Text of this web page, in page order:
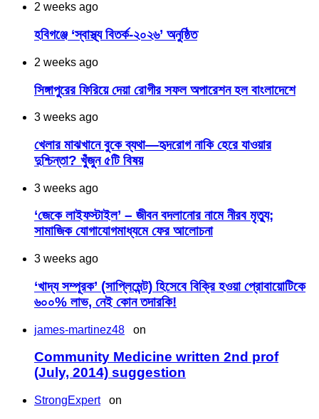
2 weeks ago
হবিগঞ্জে ‘স্বাস্থ্য বিতর্ক-২০২৬’ অনুষ্ঠিত
2 weeks ago
সিঙ্গাপুরের ফিরিয়ে দেয়া রোগীর সফল অপারেশন হল বাংলাদেশে
3 weeks ago
খেলার মাঝখানে বুকে ব্যথা—হৃদরোগ নাকি হেরে যাওয়ার
দুশ্চিন্তা? খুঁজুন ৫টি বিষয়
3 weeks ago
‘জেকে লাইফস্টাইল’ – জীবন বদলানোর নামে নীরব মৃত্যু;
সামাজিক যোগাযোগমাধ্যমে ফের আলোচনা
3 weeks ago
‘খাদ্য সম্পূরক’ (সাপ্লিমেন্ট) হিসেবে বিক্রি হওয়া প্রোবায়োটিকে
৬০০% লাভ, নেই কোন তদারকি!
james-martinez48 on
Community Medicine written 2nd prof
(July, 2014) suggestion
StrongExperton